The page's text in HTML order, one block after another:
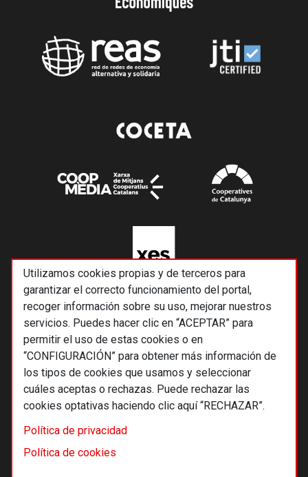
Utilizamos cookies propias y de terceros para
garantizar el correcto funcionamiento del portal,
recoger información sobre su uso, mejorar nuestros
servicios. Puedes hacer clic en “ACEPTAR” para
permitir el uso de estas cookies o en
“CONFIGURACIÓN” para obtener más información de
los tipos de cookies que usamos y seleccionar
cuáles aceptas o rechazas. Puede rechazar las
cookies optativas haciendo clic aquí “RECHAZAR”.
Política de privacidad
Política de cookies
© 2026 Alternativas económicas SCCL
Footer
Términos y condiciones de uso